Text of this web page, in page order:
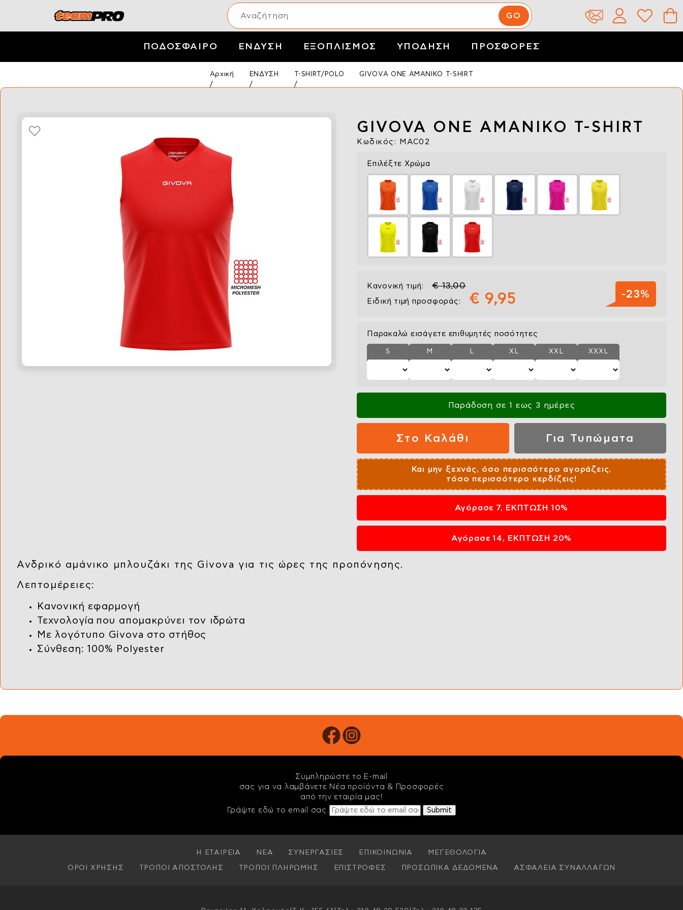
ΠΟΔΟΣΦΑΙΡΟ ΕΝΔΥΣΗ ΕΞΟΠΛΙΣΜΟΣ ΥΠΟΔΗΣΗ ΠΡΟΣΦΟΡΕΣ
Αρχική ΕΝΔΥΣΗ T-SHIRT/POLO GIVOVA ONE ΑΜΑΝΙΚΟ T-SHIRT
GIVOVA ONE ΑΜΑΝΙΚΟ T-SHIRT
Κωδικός: MAC02
Επιλέξτε Χρώμα
Κανονική τιμή: € 13,00
Ειδική τιμή προσφοράς: € 9,95 -23%
Παρακαλώ εισάγετε επιθυμητές ποσότητες
S M L XL XXL XXXL
Παράδοση σε 1 εως 3 ημέρες
Και μην ξεχνάς, όσο περισσότερο αγοράζεις,
τόσο περισσότερο κερδίζεις!
Αγόρασε 7, ΕΚΠΤΩΣΗ 10%
Αγόρασε 14, ΕΚΠΤΩΣΗ 20%
Ανδρικό αμάνικο μπλουζάκι της Givova για τις ώρες της προπόνησης.
Λεπτομέρειες:
Κανονική εφαρμογή
Τεχνολογία που απομακρύνει τον ιδρώτα
Με λογότυπο Givova στο στήθος
Σύνθεση: 100% Polyester
Συμπληρώστε το E-mail
σας για να λαμβάνετε Νέα προϊόντα & Προσφορές
από την εταιρία μας!
Γράψτε εδώ το email σας
Η ΕΤΑΙΡΕΙΑ ΝΕΑ ΣΥΝΕΡΓΑΣΙΕΣ ΕΠΙΚΟΙΝΩΝΙΑ ΜΕΓΕΘΟΛΟΓΙΑ
ΟΡΟΙ ΧΡΗΣΗΣ ΤΡΟΠΟΙ ΑΠΟΣΤΟΛΗΣ ΤΡΟΠΟΙ ΠΛΗΡΩΜΗΣ ΕΠΙΣΤΡΟΦΕΣ ΠΡΟΣΩΠΙΚΑ ΔΕΔΟΜΕΝΑ ΑΣΦΑΛΕΙΑ ΣΥΝΑΛΛΑΓΩΝ